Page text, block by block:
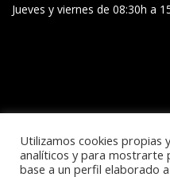
Jueves y viernes de 08:30h a
Utilizamos cookies propias
analíticos y para mostrarte
base a un perfil elaborado